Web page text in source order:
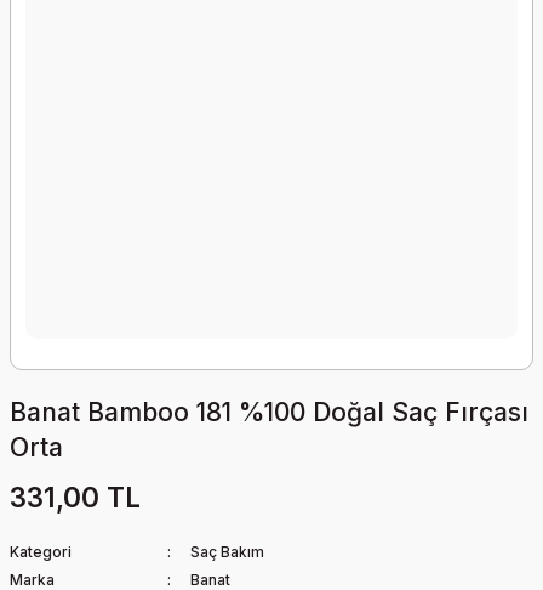
Banat Bamboo 181 %100 Doğal Saç Fırçası
Orta
331,00 TL
Kategori
Saç Bakım
Marka
Banat